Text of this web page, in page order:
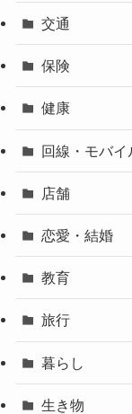
交通
保険
健康
回線・モバイ
店舗
恋愛・結婚
教育
旅行
暮らし
生き物